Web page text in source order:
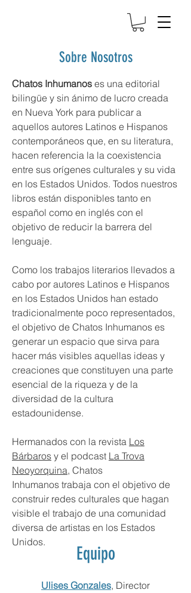
Sobre Nosotros
Chatos Inhumanos es una editorial
bilingüe y sin ánimo de lucro creada
en Nueva York para publicar a
aquellos autores Latinos e Hispanos
contemporáneos que, en su literatura,
hacen referencia la la coexistencia
entre sus orígenes culturales y su vida
en los Estados Unidos. Todos nuestros
libros están disponibles tanto en
español como en inglés con el
objetivo de reducir la barrera del
lenguaje.
Como los trabajos literarios llevados a
cabo por autores Latinos e Hispanos
en los Estados Unidos han estado
tradicionalmente poco representados,
el objetivo de Chatos Inhumanos es
generar un espacio que sirva para
hacer más visibles aquellas ideas y
creaciones que constituyen una parte
esencial de la riqueza y de la
diversidad de la cultura
estadounidense.
Hermanados con la revista Los
Bárbaros y el podcast La Trova
Neoyorquina, Chatos
Inhumanos trabaja con el objetivo de
construir redes culturales que hagan
visible el trabajo de una comunidad
diversa de artistas en los Estados
Unidos.
Equipo
Ulises Gonzales, Director